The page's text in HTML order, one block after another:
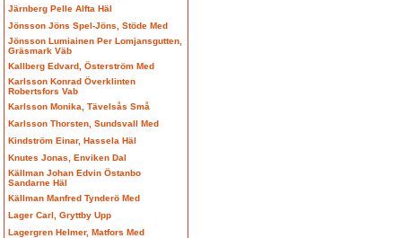
Järnberg Pelle Alfta Häl
Jönsson Jöns Spel-Jöns, Stöde Med
Jönsson Lumiainen Per Lomjansgutten,
Gräsmark Väb
Kallberg Edvard, Österström Med
Karlsson Konrad Överklinten
Robertsfors Vab
Karlsson Monika, Tävelsås Små
Karlsson Thorsten, Sundsvall Med
Kindström Einar, Hassela Häl
Knutes Jonas, Enviken Dal
Källman Johan Edvin Östanbo
Sandarne Häl
Källman Manfred Tynderö Med
Lager Carl, Gryttby Upp
Lagergren Helmer, Matfors Med